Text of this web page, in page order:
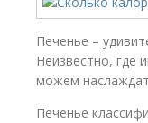
Печенье –
Неизвестно, где
можем
Печенье